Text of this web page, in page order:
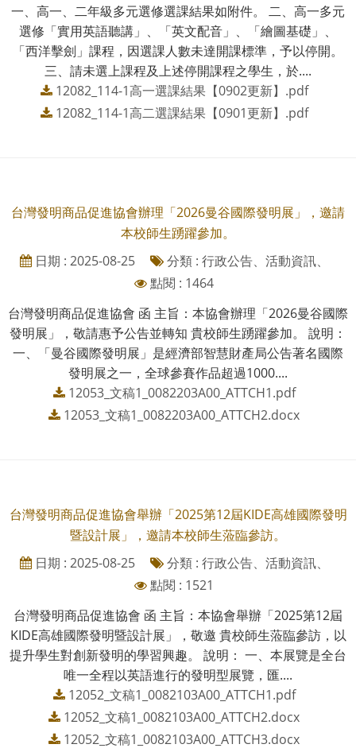
一、高一、二年級多元選修選課結果如附件。 二、高一多元
選修「實用英語聽講」、「英文配音」、「繪圖基礎」、
「西洋擊劍」課程，因選課人數未達開課標準，予以停開。
三、請未選上課程及上述停開課程之學生，於....
12082_114-1高一選課結果【0902更新】.pdf
12082_114-1高二選課結果【0901更新】.pdf
台灣發明商品促進協會辦理「2026曼谷國際發明展」，邀請
本校師生踴躍參加。
日期 : 2025-08-25
分類 : 行政公告、活動資訊、
點閱 : 1464
台灣發明商品促進協會 函 主旨：本協會辦理「2026曼谷國際
發明展」，敬請惠予公告並轉知 貴校師生踴躍參加。 說明：
一、「曼谷國際發明展」是經濟部智慧財產局公告著名國際
發明展之一，全球參賽作品超過1000....
12053_文稿1_0082203A00_ATTCH1.pdf
12053_文稿1_0082203A00_ATTCH2.docx
台灣發明商品促進協會舉辦「2025第12屆KIDE高雄國際發明
暨設計展」，邀請本校師生蒞臨參訪。
日期 : 2025-08-25
分類 : 行政公告、活動資訊、
點閱 : 1521
台灣發明商品促進協會 函 主旨：本協會舉辦「2025第12屆
KIDE高雄國際發明暨設計展」，敬邀 貴校師生蒞臨參訪，以
提升學生對創新發明的學習興趣。 說明： 一、本展覽是全台
唯一全程以英語進行的發明型展覽，匯....
12052_文稿1_0082103A00_ATTCH1.pdf
12052_文稿1_0082103A00_ATTCH2.docx
12052_文稿1_0082103A00_ATTCH3.docx